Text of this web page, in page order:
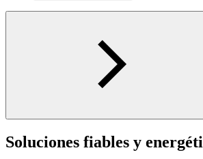
Soluciones fiables y